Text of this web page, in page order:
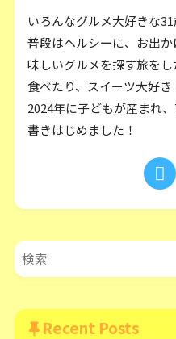
いろんなグルメ大好きな31
普段はヘルシーに、お出
味しいグルメを探す旅を
食べたり、スイーツ大好き
2024年に子どもが産まれ
書きはじめました！
Recent Posts